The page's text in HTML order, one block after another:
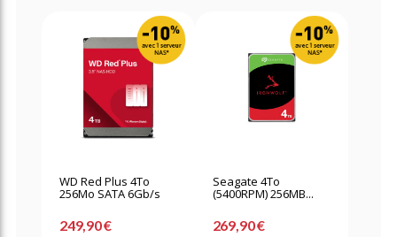
WD Red Plus 4To
256Mo SATA 6Gb/s
249,90 €
Seagate 4To
(5400RPM) 256MB...
269,90 €